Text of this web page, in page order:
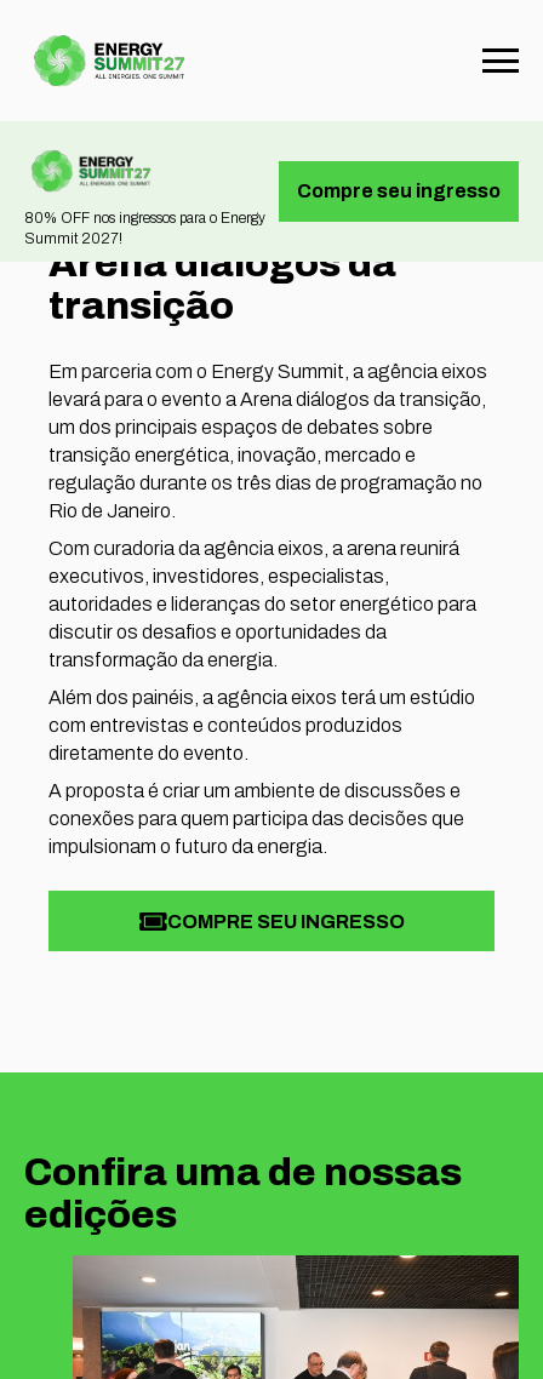
80% OFF nos ingressos para o Energy
Summit 2027!
Compre seu ingresso
Arena diálogos da
transição
Em parceria com o Energy Summit, a agência eixos
levará para o evento a Arena diálogos da transição,
um dos principais espaços de debates sobre
transição energética, inovação, mercado e
regulação durante os três dias de programação no
Rio de Janeiro.
Com curadoria da agência eixos, a arena reunirá
executivos, investidores, especialistas,
autoridades e lideranças do setor energético para
discutir os desafios e oportunidades da
transformação da energia.
Além dos painéis, a agência eixos terá um estúdio
com entrevistas e conteúdos produzidos
diretamente do evento.
A proposta é criar um ambiente de discussões e
conexões para quem participa das decisões que
impulsionam o futuro da energia.
COMPRE SEU INGRESSO
Confira uma de nossas
edições